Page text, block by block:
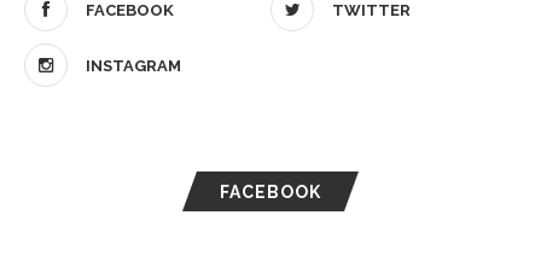
FACEBOOK TWITTER
INSTAGRAM
FACEBOOK